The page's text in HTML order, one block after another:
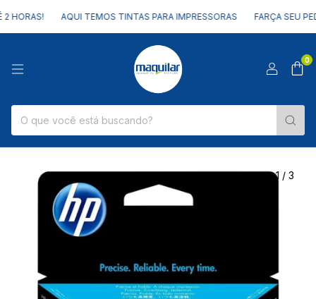
AQUI TEMOS TINTAS PARA IMPRESSORAS FARÇA SEU PEDIDO
0
1 / 3